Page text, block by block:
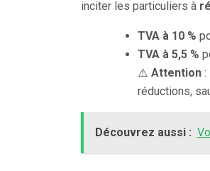
inciter les particuliers à
TVA à 10 %
TVA à 5,5 %
⚠️ Attention :
réductions,
Découvrez aussi :